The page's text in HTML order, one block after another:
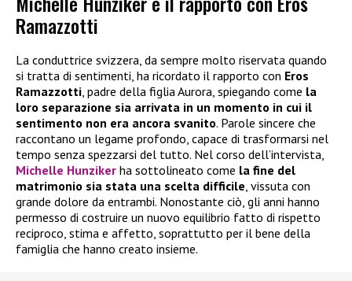
Ramazzotti
La conduttrice svizzera, da sempre molto riservata quando
si tratta di sentimenti, ha ricordato il rapporto con Eros
Ramazzotti , padre della figlia Aurora, spiegando come la
loro separazione sia arrivata in un momento in cui il
sentimento non era ancora svanito. Parole sincere che
raccontano un legame profondo, capace di trasformarsi nel
tempo senza spezzarsi del tutto. Nel corso dell’intervista,
Michelle Hunziker ha sottolineato come la fine del
matrimonio sia stata una scelta difficile , vissuta con
grande dolore da entrambi. Nonostante ciò, gli anni hanno
permesso di costruire un nuovo equilibrio fatto di rispetto
reciproco, stima e affetto, soprattutto per il bene della
famiglia che hanno creato insieme.